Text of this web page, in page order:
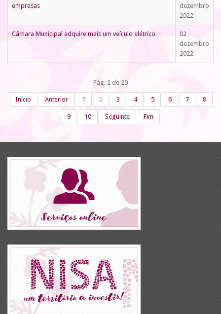
empresas
dezembro
2022
Câmara Municipal adquire mais um veículo elétrico
02
dezembro
2022
Pág. 2 de 20
Início Anterior 1 2 3 4 5 6 7 8
9 10 Seguinte Fim